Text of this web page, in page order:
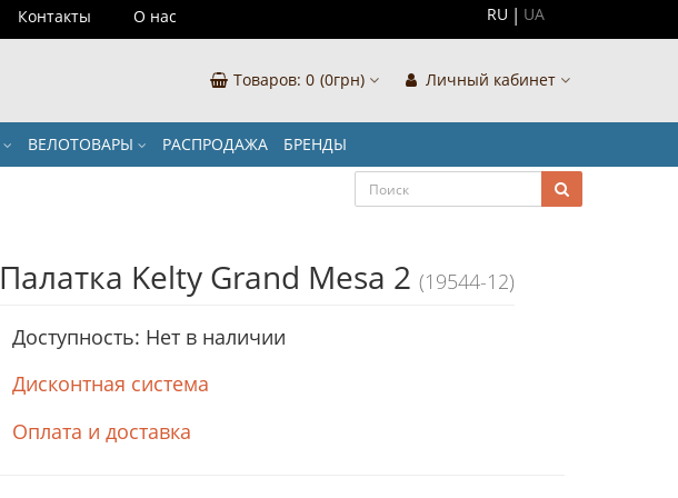
Контакты О нас RU UA
(0грн)
Товаров: 0 Личный кабинет
ВЕЛОТОВАРЫ РАСПРОДАЖА БРЕНДЫ
Палатка Kelty Grand Mesa 2 (19544-12)
Доступность: Нет в наличии
Дисконтная система
Оплата и доставка